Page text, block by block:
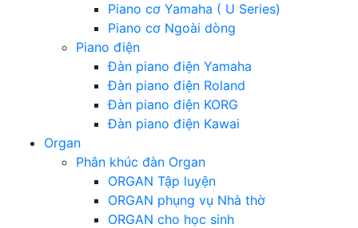
Piano cơ Yamaha ( U Series)
Piano cơ Ngoài dòng
Piano điện
Đàn piano điện Yamaha
Đàn piano điện Roland
Đàn piano điện KORG
Đàn piano điện Kawai
Organ
Phân khúc đàn Organ
ORGAN Tập luyện
ORGAN phụng vụ Nhà thờ
ORGAN cho học sinh